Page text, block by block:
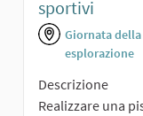
sportivi
Giornata
esplorazione
Descrizione
Realizzare una